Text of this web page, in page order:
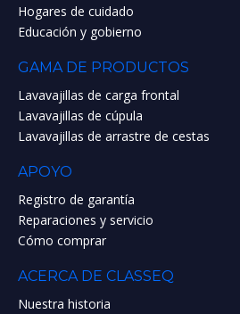
Hogares de cuidado
Educación y gobierno
GAMA DE PRODUCTOS
Lavavajillas de carga frontal
Lavavajillas de cúpula
Lavavajillas de arrastre de cestas
APOYO
Registro de garantía
Reparaciones y servicio
Cómo comprar
ACERCA DE CLASSEQ
Nuestra historia